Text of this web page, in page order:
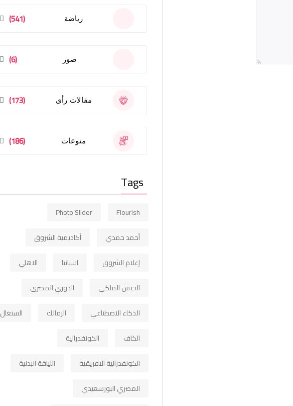
رياضة (541)
صور (6)
مقالات رأى (173)
منوعات (186)
Tags
Flourish
Photo Slider
أحمد حمدي
أكاديمية الشروق
إعلام الشروق
اسبانيا
الاهلي
الجيش الملكي
الدوري المصري
الذكاء الاصطناعي
الزمالك
السنغال
الكاف
الكونفدرالية
الكونفدرالية الافريقية
اللياقة البدنية
المصري البورسعيدي